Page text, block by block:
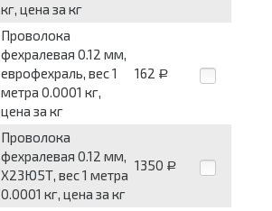
кг, цена за кг
Проволока
фехралевая 0.12 мм,
еврофехраль, вес 1
метра 0.0001 кг,
цена за кг
162 Р
Проволока
фехралевая 0.12 мм,
Х23Ю5Т, вес 1 метра
0.0001 кг, цена за кг
1350 Р